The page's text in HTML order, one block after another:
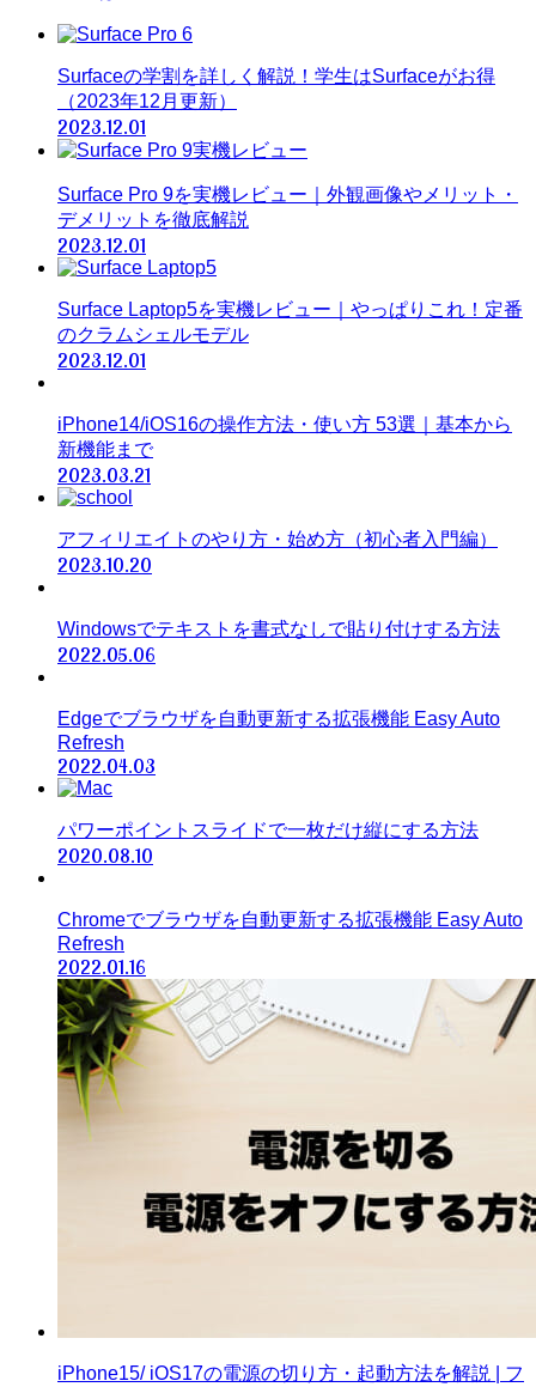
Surfaceの学割を詳しく解説！学生はSurfaceがお得
（2023年12月更新）
2023.12.01
Surface Pro 9を実機レビュー｜外観画像やメリット・
デメリットを徹底解説
2023.12.01
Surface Laptop5を実機レビュー｜やっぱりこれ！定番
のクラムシェルモデル
2023.12.01
iPhone14/iOS16の操作方法・使い方 53選｜基本から
新機能まで
2023.03.21
アフィリエイトのやり方・始め方（初心者入門編）
2023.10.20
Windowsでテキストを書式なしで貼り付けする方法
2022.05.06
Edgeでブラウザを自動更新する拡張機能 Easy Auto
Refresh
2022.04.03
パワーポイントスライドで一枚だけ縦にする方法
2020.08.10
Chromeでブラウザを自動更新する拡張機能 Easy Auto
Refresh
2022.01.16
iPhone15/ iOS17の電源の切り方・起動方法を解説 | フ